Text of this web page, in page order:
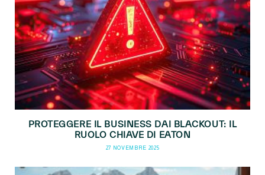
PROTEGGERE IL BUSINESS DAI BLACKOUT: IL
RUOLO CHIAVE DI EATON
27 NOVEMBRE 2025